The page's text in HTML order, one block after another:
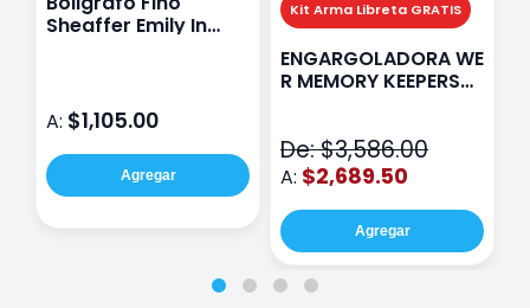
Sheaffer Emily In
A: $1,105.00
Agregar
Kit Arma Libreta GRATIS
ENGARGOLADORA WE
R MEMORY KEEPERS
De: $3,586.00
A: $2,689.50
Agregar